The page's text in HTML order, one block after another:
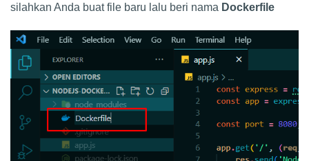
silahkan Anda buat file baru lalu beri nama Dockerfile